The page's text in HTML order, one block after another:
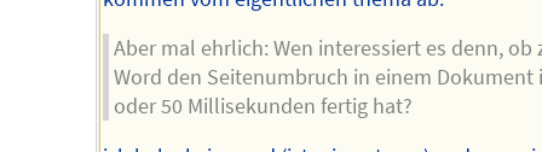
Aber mal ehrlich: Wen interessiert es denn, ob
Word den Seitenumbruch in einem Dokument
oder 50 Millisekunden fertig hat?